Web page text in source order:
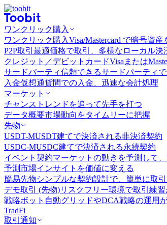
ワンクリック購入
ワンクリック購入Visa/Mastercard で暗号資産
P2P取引 最適価格で取引、多様なローカル決
クレジット／デビットカードVisaまたは
サードパーティ信頼できるサードパーティ
入金仮想通貨間での入金、迅速な会計処理
マーケット
チャンス トレンドを追って先手を打つ
データ概要市場動向をタイムリーに把握
先物
USDT-MUSDT建てで決済される非決済契約
USDC-MUSDC建てで決済される永続契約
イベント契約マーケットの動きを予測して
予測市場インサイトを価値に変える
簡易先物シンプルな契約設計で、簡単に取
デモ取引 (先物)リスクフリー環境で取引練
戦略ボット 自動グリッドやDCA戦略の運用
TradFi
取引通知